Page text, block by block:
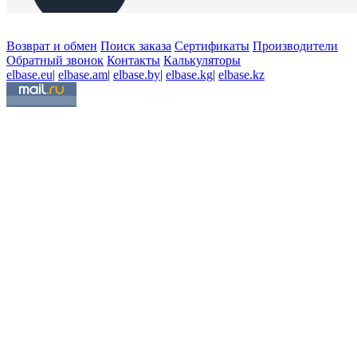
Возврат и обмен Поиск заказа Сертификаты Производители
Обратный звонок Контакты Калькуляторы
elbase.eu| elbase.am| elbase.by| elbase.kg| elbase.kz